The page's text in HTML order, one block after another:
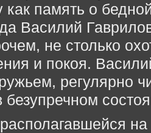
как память о
Василий
не столько
и покоя.
регулярно
на